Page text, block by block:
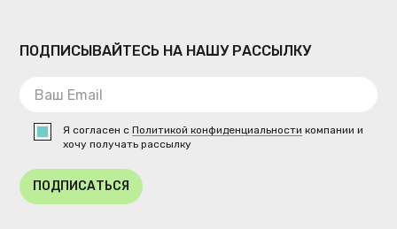
ПОДПИСЫВАЙТЕСЬ НА НАШУ РАССЫЛКУ
Я согласен сПолитикой конфиденциальности компании и
хочу получать рассылку
ПОДПИСАТЬСЯ